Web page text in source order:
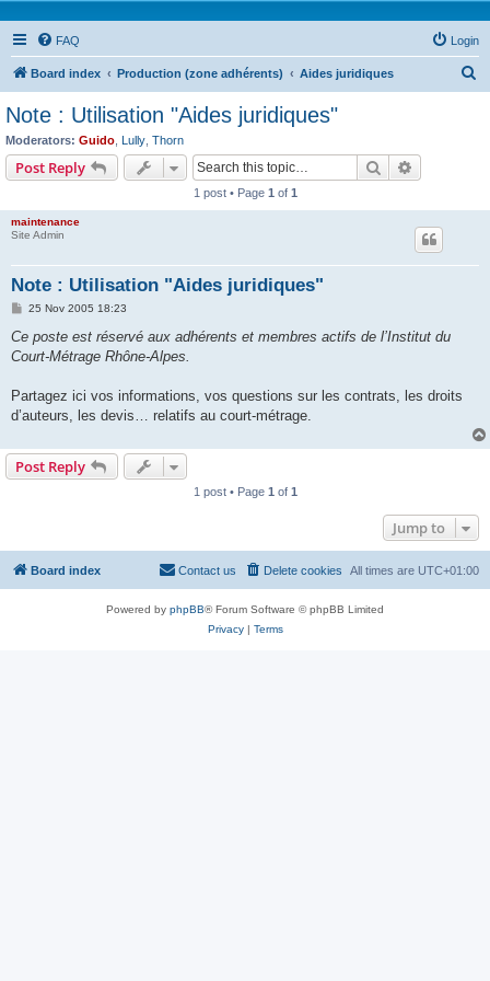
FAQ Login
Board index Production (zone adhérents) Aides juridiques
Note : Utilisation "Aides juridiques"
Moderators: Guido Lully Thorn
Post Reply Search
1 post • Page 1 of 1
maintenance
Site Admin
Note : Utilisation "Aides juridiques"
P
s
25 Nov 2005 18:23
Ce poste est réservé aux adhérents et membres actifs de l’Institut du
Court-Métrage Rhône-Alpes.
Partagez ici vos informations, vos questions sur les contrats, les droits
d’auteurs, les devis… relatifs au court-métrage.
Post Reply
1 post • Page 1 of 1
Jump to
Board index All times are UTC+01:00
Delete cookies
Contact us
Powered by phpBB® Forum Software © phpBB Limited
Privacy| Terms